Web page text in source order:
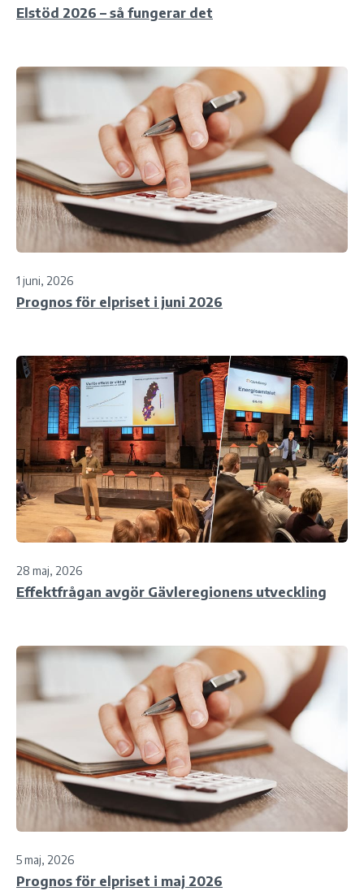
Elstöd 2026 – så fungerar det
1 juni, 2026
Prognos för elpriset i juni 2026
28 maj, 2026
Effektfrågan avgör Gävleregionens utveckling
5 maj, 2026
Prognos för elpriset i maj 2026